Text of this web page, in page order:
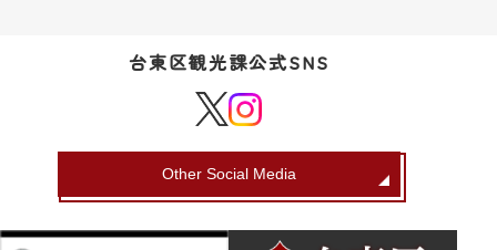
台東区観光課公式SNS
Other Social Media